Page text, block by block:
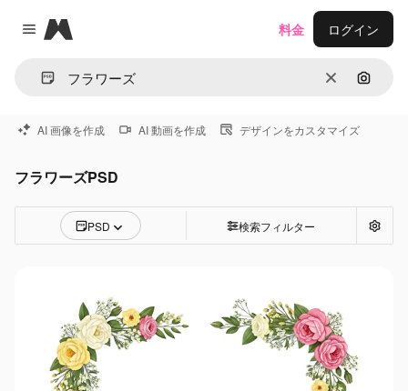
Close menu
Magnific
消去 画像で
料金 ログイン
AI 画像を作成 AI 動画を作成 デザインをカスタマイズ
フラワーズPSD
PSD 検索フィルター